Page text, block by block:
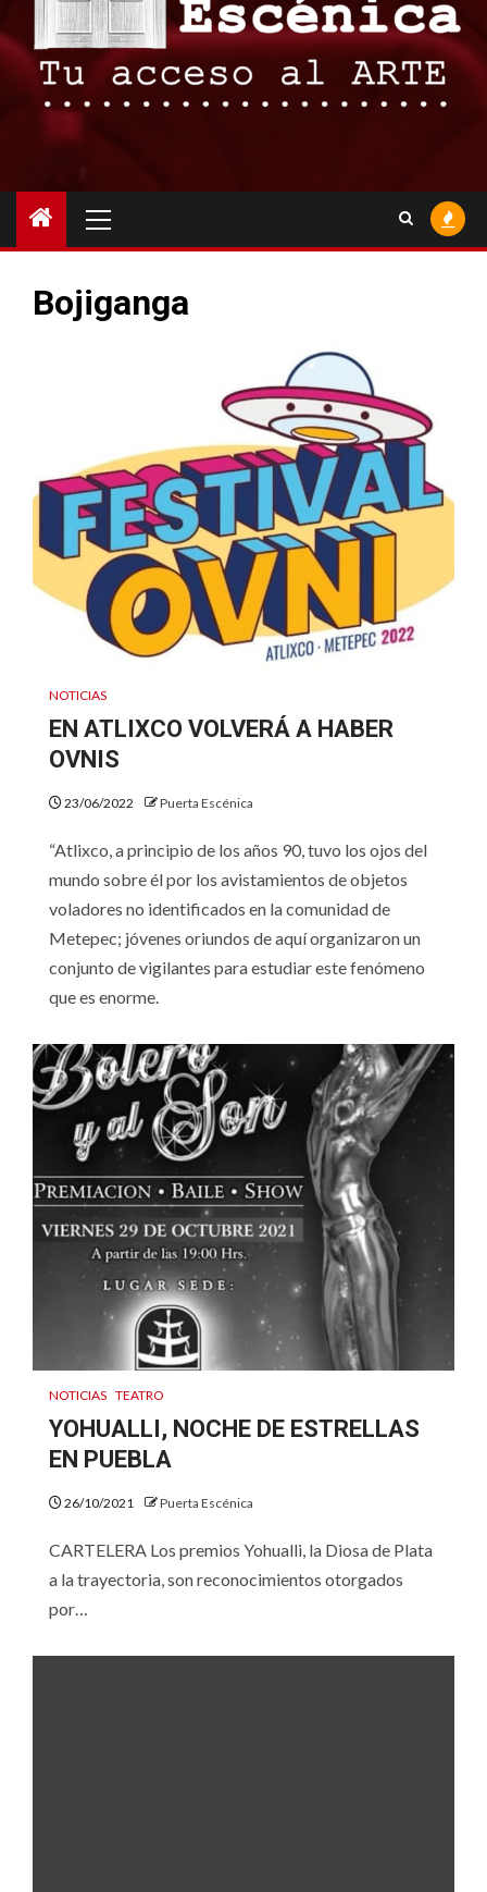
principal
Bojiganga
NOTICIAS
EN ATLIXCO VOLVERÁ A HABER
OVNIS
23/06/2022 Puerta Escénica
“Atlixco, a principio de los años 90, tuvo los ojos del
mundo sobre él por los avistamientos de objetos
voladores no identificados en la comunidad de
Metepec; jóvenes oriundos de aquí organizaron un
conjunto de vigilantes para estudiar este fenómeno
que es enorme.
NOTICIAS TEATRO
YOHUALLI, NOCHE DE ESTRELLAS
EN PUEBLA
26/10/2021 Puerta Escénica
CARTELERA Los premios Yohualli, la Diosa de Plata
a la trayectoria, son reconocimientos otorgados
por…